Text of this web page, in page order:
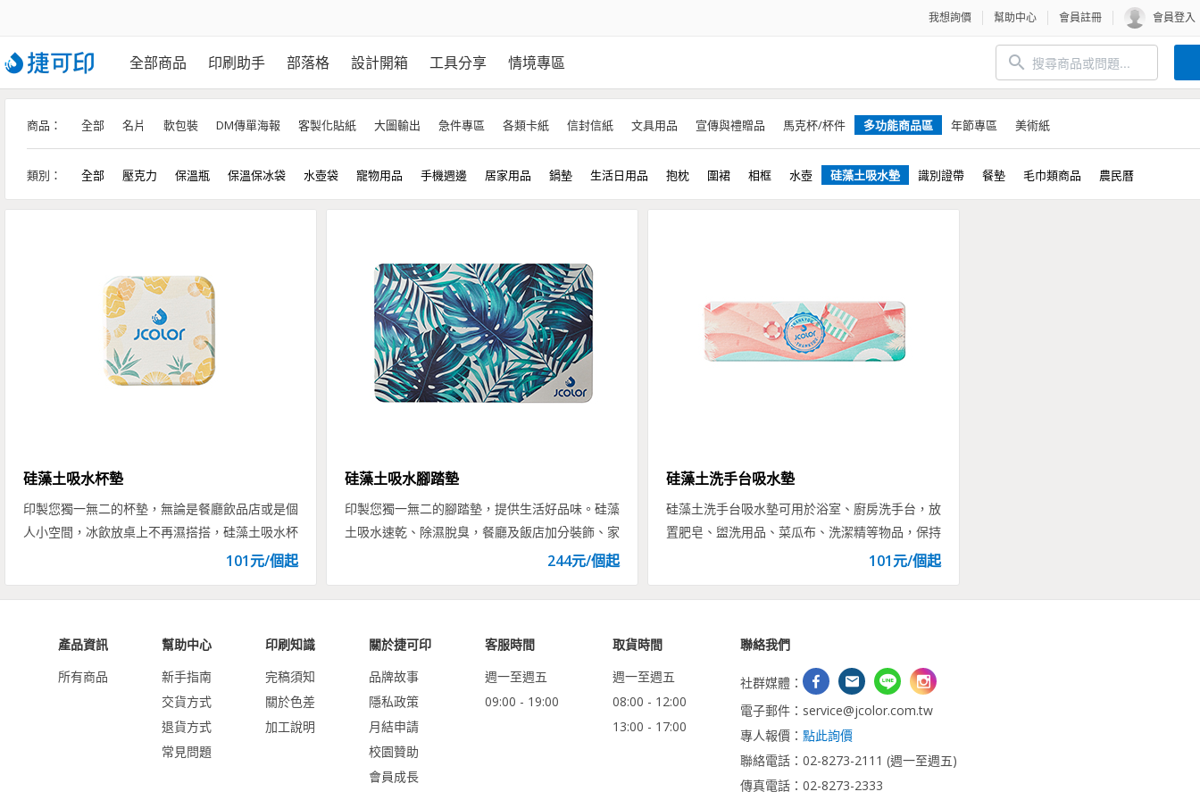
我想詢價 幫助中心 會員註冊 會員登入
全部商品 印刷助手 部落格 設計開箱 工具分享 情境專區
商品： 全部 名片 軟包裝 DM傳單海報 客製化貼紙 大圖輸出 急件專區 各類卡紙 信封信紙 文具用品 宣傳與禮贈品 馬克杯/杯件 多功能商品區 年節專區 美術紙
類別： 全部 壓克力 保溫瓶 保溫保冰袋 水壺袋 寵物用品 手機週邊 居家用品 鍋墊 生活日用品 抱枕 圍裙 相框 水壺 硅藻土吸水墊 識別證帶 餐墊 毛巾類商品 農民曆
硅藻土吸水杯墊
印製您獨一無二的杯墊，無論是餐廳飲品店或是個
人小空間，冰飲放桌上不再濕搭搭，硅藻土吸水杯
101元/個起
硅藻土吸水腳踏墊
印製您獨一無二的腳踏墊，提供生活好品味。硅藻
土吸水速乾、除濕脫臭，餐廳及飯店加分裝飾、家
244元/個起
硅藻土洗手台吸水墊
硅藻土洗手台吸水墊可用於浴室、廚房洗手台，放
置肥皂、盥洗用品、菜瓜布、洗潔精等物品，保持
101元/個起
產品資訊
所有商品
幫助中心
新手指南
交貨方式
退貨方式
常見問題
印刷知識
完稿須知
關於色差
加工說明
關於捷可印
品牌故事
隱私政策
月結申請
校園贊助
會員成長
客服時間
週一至週五
09:00 - 19:00
取貨時間
週一至週五
08:00 - 12:00
13:00 - 17:00
聯絡我們
社群媒體：
電子郵件：service@jcolor.com.tw
專人報價： 點此詢價
聯絡電話：02-8273-2111 (週一至週五)
傳真電話：02-8273-2333